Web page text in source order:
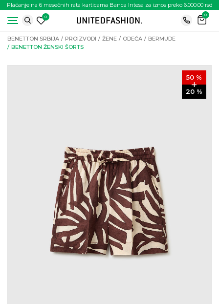
Plaćanje na 6 mesečnih rata karticama Banca Intesa za iznos preko 6.000.00 rsd
0
0
BENETTON SRBIJA PROIZVODI ŽENE ODEĆA
BERMUDE
BENETTON ŽENSKI ŠORTS
50 %
20 %